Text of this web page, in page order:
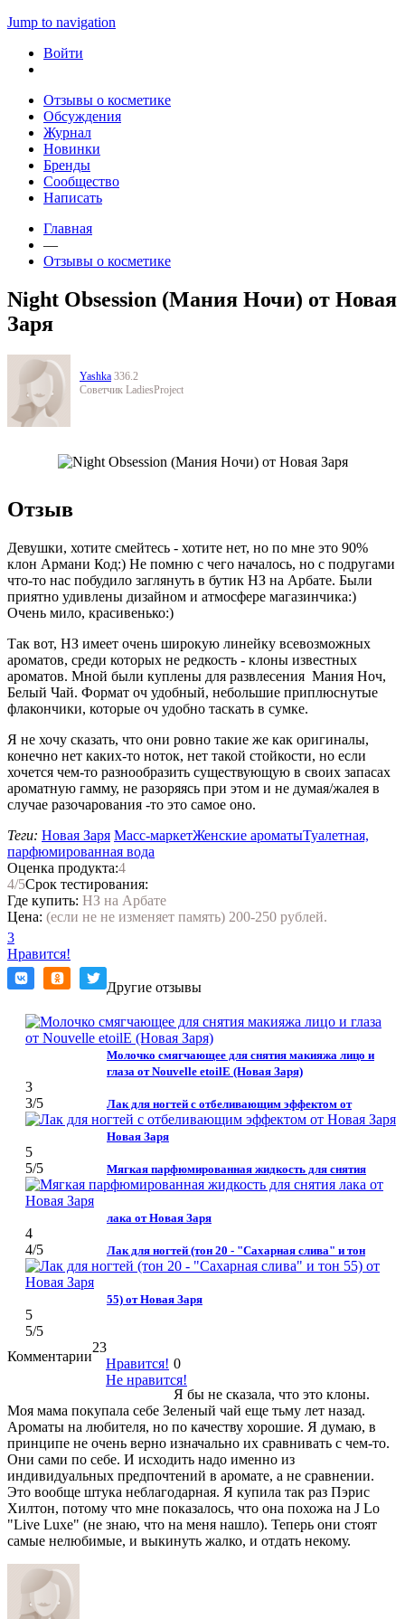
Jump to navigation
Войти
Отзывы о косметике
Обсуждения
Журнал
Новинки
Бренды
Сообщество
Написать
Главная
—
Отзывы о косметике
Night Obsession (Мания Ночи) от Новая
Заря
Yashka 336.2
Советчик LadiesProject
Отзыв
Девушки, хотите смейтесь - хотите нет, но по мне это 90%
клон Армани Код:) Не помню с чего началось, но с подругами
что-то нас побудило заглянуть в бутик НЗ на Арбате. Были
приятно удивлены дизайном и атмосфере магазинчика:)
Очень мило, красивенько:)
Так вот, НЗ имеет очень широкую линейку всевозможных
ароматов, среди которых не редкость - клоны известных
ароматов. Мной были куплены для развлесения Мания Ноч,
Белый Чай. Формат оч удобный, небольшие приплюснутые
флакончики, которые оч удобно таскать в сумке.
Я не хочу сказать, что они ровно такие же как оригиналы,
конечно нет каких-то ноток, нет такой стойкости, но если
хочется чем-то разнообразить существующую в своих запасах
ароматную гамму, не разоряясь при этом и не думая/жалея в
случае разочарования -то это самое оно.
Теги: Новая Заря Масс-маркетЖенские ароматыТуалетная,
парфюмированная вода
Оценка продукта:4
4/5Срок тестирования:
Где купить: НЗ на Арбате
Цена: (если не не изменяет память) 200-250 рублей.
3
Нравится!
Другие отзывы
Молочко смягчающее для снятия макияжа лицо и
глаза от Nouvelle etoilE (Новая Заря)
3
3/5 Лак для ногтей с отбеливающим эффектом от
Новая Заря
5
5/5 Мягкая парфюмированная жидкость для снятия
лака от Новая Заря
4
4/5 Лак для ногтей (тон 20 - "Сахарная слива" и тон
55) от Новая Заря
5
5/5
Комментарии
23
Нравится!
Не нравится!
0
Я бы не сказала, что это клоны.
Моя мама покупала себе Зеленый чай еще тьму лет назад.
Ароматы на любителя, но по качеству хорошие. Я думаю, в
принципе не очень верно изначально их сравнивать с чем-то.
Они сами по себе. И исходить надо именно из
индивидуальных предпочтений в аромате, а не сравнении.
Это вообще штука неблагодарная. Я купила так раз Пэрис
Хилтон, потому что мне показалось, что она похожа на J Lo
"Live Luxe" (не знаю, что на меня нашло). Теперь они стоят
самые нелюбимые, и выкинуть жалко, и отдать некому.